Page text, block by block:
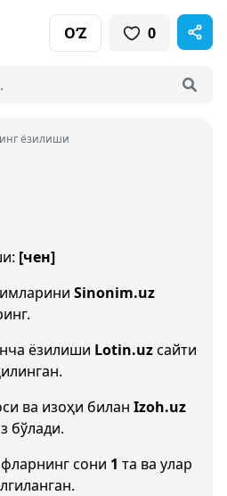
O‘Z 0
ёзилиши
[чен]
Sinonim.uz
ёзилиши Lotin.uzсайти
ва изоҳи билан Izoh.uz
бўлади.
сони 1 та ва улар